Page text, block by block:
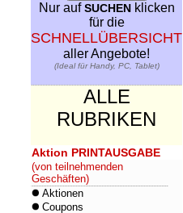
Nur aufSUCHEN klicken
für die
SCHNELLÜBERSICHT
aller Angebote!
(Ideal für Handy, PC, Tablet)
ALLE
RUBRIKEN
Aktion PRINTAUSGABE
(von teilnehmenden
Geschäften)
Aktionen
Coupons